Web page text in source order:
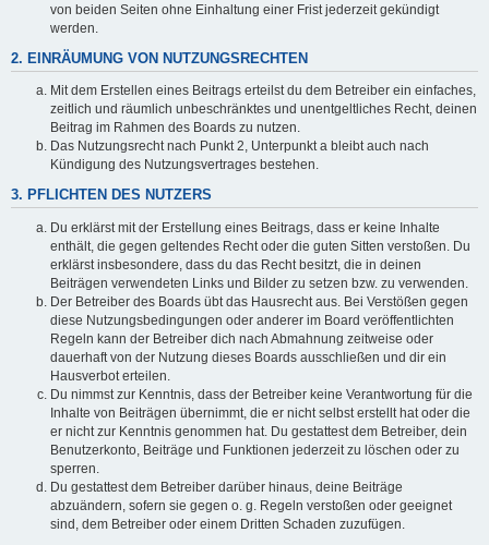
von beiden Seiten ohne Einhaltung einer Frist jederzeit gekündigt
werden.
2. EINRÄUMUNG VON NUTZUNGSRECHTEN
Mit dem Erstellen eines Beitrags erteilst du dem Betreiber ein einfaches,
zeitlich und räumlich unbeschränktes und unentgeltliches Recht, deinen
Beitrag im Rahmen des Boards zu nutzen.
Das Nutzungsrecht nach Punkt 2, Unterpunkt a bleibt auch nach
Kündigung des Nutzungsvertrages bestehen.
3. PFLICHTEN DES NUTZERS
Du erklärst mit der Erstellung eines Beitrags, dass er keine Inhalte
enthält, die gegen geltendes Recht oder die guten Sitten verstoßen. Du
erklärst insbesondere, dass du das Recht besitzt, die in deinen
Beiträgen verwendeten Links und Bilder zu setzen bzw. zu verwenden.
Der Betreiber des Boards übt das Hausrecht aus. Bei Verstößen gegen
diese Nutzungsbedingungen oder anderer im Board veröffentlichten
Regeln kann der Betreiber dich nach Abmahnung zeitweise oder
dauerhaft von der Nutzung dieses Boards ausschließen und dir ein
Hausverbot erteilen.
Du nimmst zur Kenntnis, dass der Betreiber keine Verantwortung für die
Inhalte von Beiträgen übernimmt, die er nicht selbst erstellt hat oder die
er nicht zur Kenntnis genommen hat. Du gestattest dem Betreiber, dein
Benutzerkonto, Beiträge und Funktionen jederzeit zu löschen oder zu
sperren.
Du gestattest dem Betreiber darüber hinaus, deine Beiträge
abzuändern, sofern sie gegen o. g. Regeln verstoßen oder geeignet
sind, dem Betreiber oder einem Dritten Schaden zuzufügen.